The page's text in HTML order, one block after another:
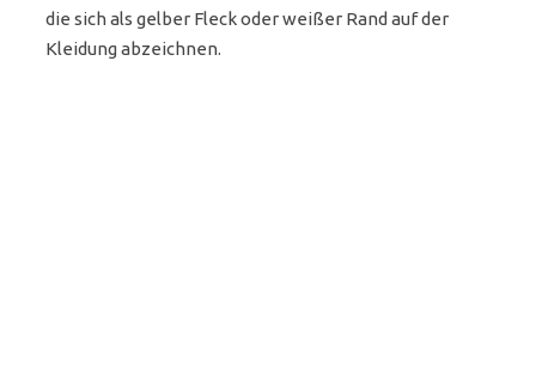
die sich als gelber Fleck oder weißer Rand auf der
Kleidung abzeichnen.